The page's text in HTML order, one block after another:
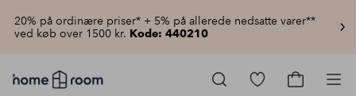
20% på ordinære priser* + 5% på allerede nedsatte varer**
ved køb over 1500 kr. Kode: 440210
Homeroom
–
Gå
Gå